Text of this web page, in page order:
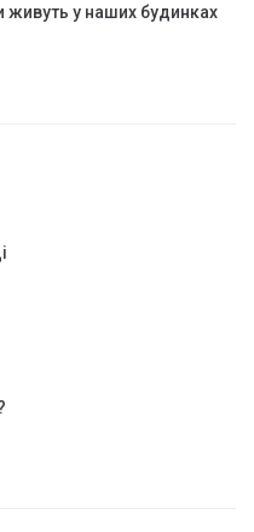
живуть у наших будинках